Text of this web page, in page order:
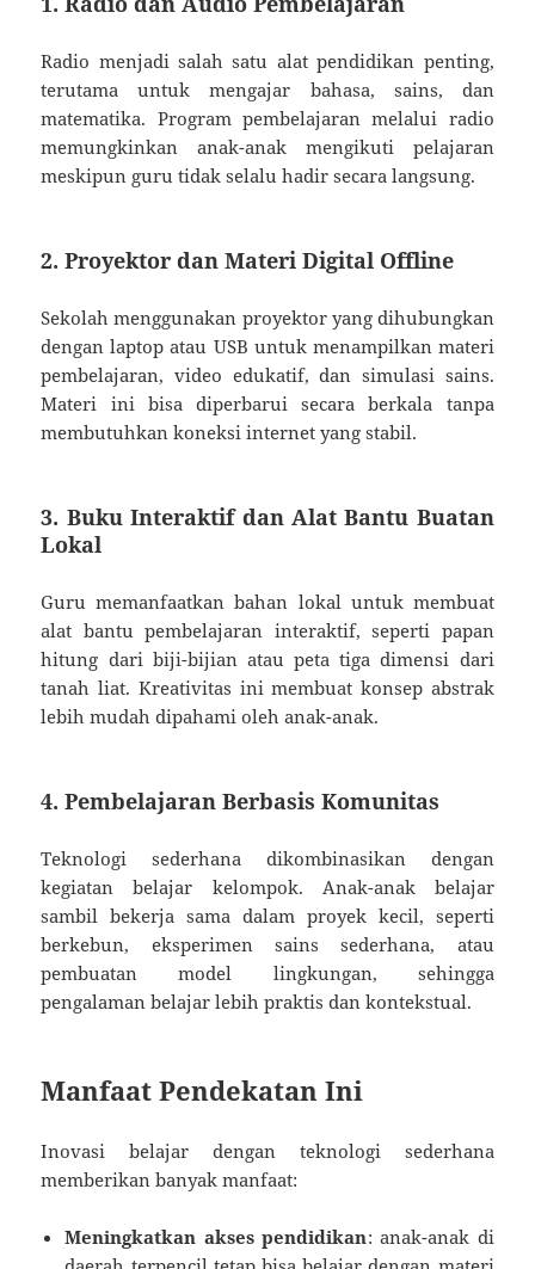
Radio menjadi salah satu alat pendidikan penting,
terutama untuk mengajar bahasa, sains, dan
matematika. Program pembelajaran melalui radio
memungkinkan anak-anak mengikuti pelajaran
meskipun guru tidak selalu hadir secara langsung.
2. Proyektor dan Materi Digital Offline
Sekolah menggunakan proyektor yang dihubungkan
dengan laptop atau USB untuk menampilkan materi
pembelajaran, video edukatif, dan simulasi sains.
Materi ini bisa diperbarui secara berkala tanpa
membutuhkan koneksi internet yang stabil.
3. Buku Interaktif dan Alat Bantu Buatan
Lokal
Guru memanfaatkan bahan lokal untuk membuat
alat bantu pembelajaran interaktif, seperti papan
hitung dari biji-bijian atau peta tiga dimensi dari
tanah liat. Kreativitas ini membuat konsep abstrak
lebih mudah dipahami oleh anak-anak.
4. Pembelajaran Berbasis Komunitas
Teknologi sederhana dikombinasikan dengan
kegiatan belajar kelompok. Anak-anak belajar
sambil bekerja sama dalam proyek kecil, seperti
berkebun, eksperimen sains sederhana, atau
pembuatan model lingkungan, sehingga
pengalaman belajar lebih praktis dan kontekstual.
Manfaat Pendekatan Ini
Inovasi belajar dengan teknologi sederhana
memberikan banyak manfaat:
Meningkatkan akses pendidikan: anak-anak di